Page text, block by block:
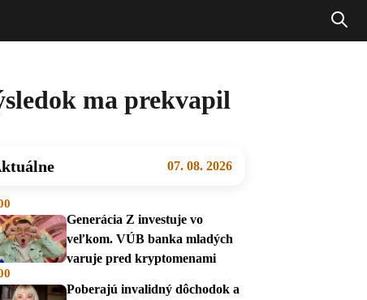
ma prekvapil
07. 08. 2026
Generácia Z investuje vo
veľkom. VÚB banka mladých
varuje pred kryptomenami
Poberajú invalidný dôchodok a